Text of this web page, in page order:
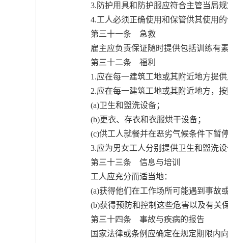
3.防护用具和防护服应符合主管当局规
4.工人必须正确使用和保管供其使用的
第三十一条 急救
雇主应负责保证随时提供包括训练有素
第三十二条 福利
1.应在每一建筑工地或其附近地方提供
2.应在每一建筑工地或其附近地方，按
(a)卫生和盥洗设备；
(b)更衣、存衣和衣服烘干设备；
(c)供工人就餐并在恶劣气候条件下暂
3.应为男女工人分别提供卫生和盥洗设
第三十三条 信息与培训
工人应充分而适当地：
(a)获得他们在工作场所可能遇到事故
(b)获得预防和控制这些危害以及有关
第三十四条 事故与疾病的报告
国家法律或条例应确定在规定期限内向